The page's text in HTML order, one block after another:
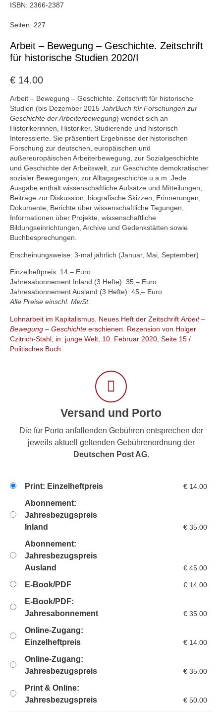
ISBN: 2366-2387
Seiten: 227
Arbeit – Bewegung – Geschichte. Zeitschrift
für historische Studien 2020/I
€ 14.00
Arbeit – Bewegung – Geschichte. Zeitschrift für historische
Studien (bis Dezember 2015 JahrBuch für Forschungen zur
Geschichte der Arbeiterbewegung) wendet sich an
Historikerinnen, Historiker, Studierende und historisch
Interessierte. Sie präsentiert Ergebnisse der historischen
Forschung zur deutschen, europäischen und
außereuropäischen Arbeiterbewegung, zur Sozialgeschichte
und Geschichte der Arbeitswelt, zur Geschichte demokratischer
sozialer Bewegungen, zur Alltagsgeschichte u.a.m. Jede
Ausgabe enthält wissenschaftliche Aufsätze und Mitteilungen,
Beiträge zur Diskussion, biografische Skizzen, Erinnerungen,
Dokumente, Berichte über wissenschaftliche Tagungen,
Informationen über Projekte, wissenschaftliche
Bildungseinrichtungen, Archive und Gedenkstätten sowie
Buchbesprechungen.
Erscheinungsweise: 3-mal jährlich (Januar, Mai, September)
Einzelheftpreis: 14,– Euro
Jahresabonnement Inland (3 Hefte): 35,– Euro
Jahresabonnement Ausland (3 Hefte): 45,– Euro
Alle Preise einschl. MwSt.
Lohnarbeit im Kapitalismus. Neues Heft der Zeitschrift Arbeit –
Bewegung – Geschichte erschienen. Rezension von Holger
Czitrich-Stahl, in: junge Welt, 10. Februar 2020, Seite 15 /
Politisches Buch
Versand und Porto
Die für Porto anfallenden Gebühren entsprechen der
jeweils aktuell geltenden Gebührenordnung der
Deutschen Post AG.
Print: Einzelheftpreis € 14.00
Abonnement:
Jahresbezugspreis
Inland
€ 35.00
Abonnement:
Jahresbezugspreis
Ausland
€ 45.00
E-Book/PDF € 14.00
E-Book/PDF:
Jahresabonnement
€ 35.00
Online-Zugang:
Einzelheftpreis
€ 14.00
Online-Zugang:
Jahresbezugspreis
€ 35.00
Print & Online:
Jahresbezugspreis
€ 50.00